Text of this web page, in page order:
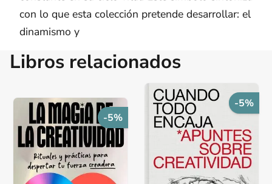
con lo que esta colección pretende desarrollar: el
dinamismo y
Libros relacionados
-5%
-5%